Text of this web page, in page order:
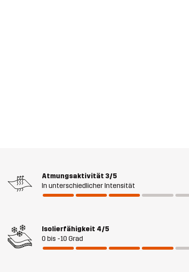
Atmungsaktivität 3/5
In unterschiedlicher Intensität
Isolierfähigkeit 4/5
0 bis -10 Grad